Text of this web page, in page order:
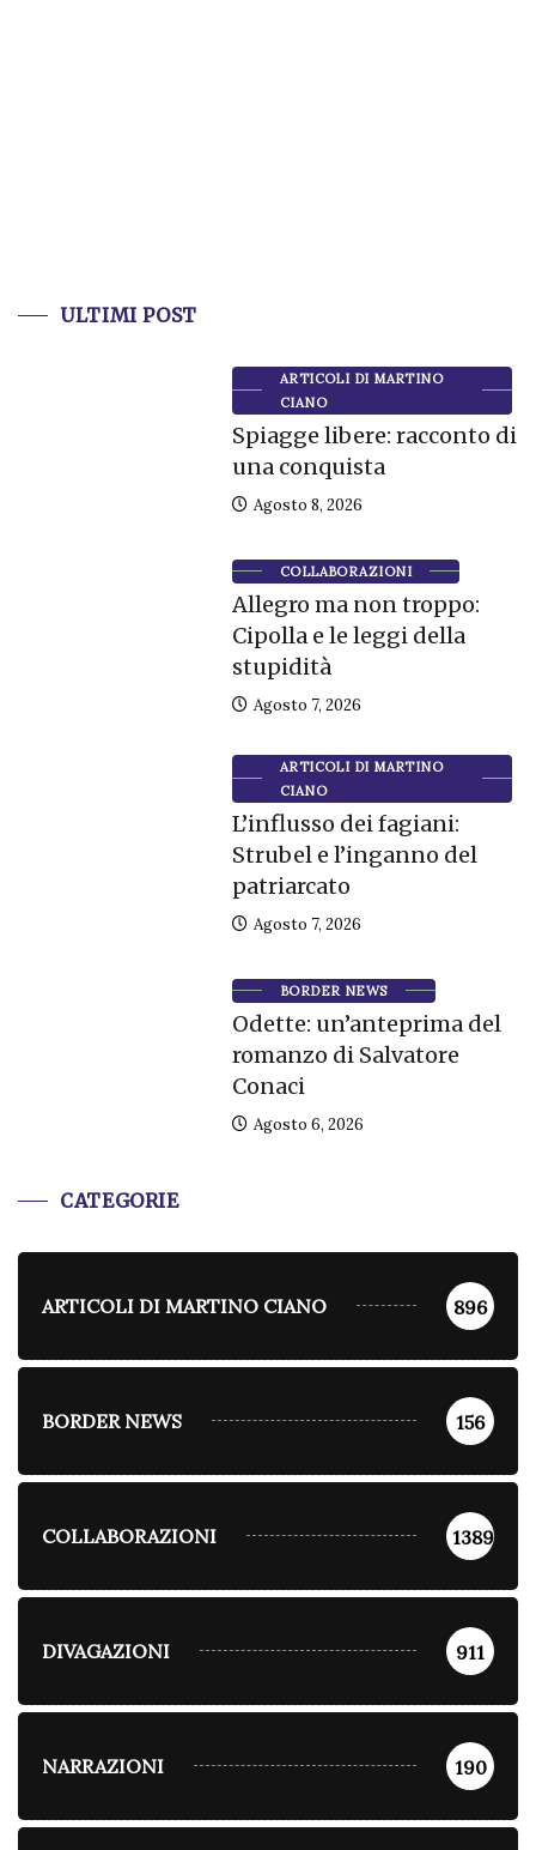
ULTIMI POST
ARTICOLI DI MARTINO
CIANO
Spiagge libere: racconto di
una conquista
Agosto 8, 2026
COLLABORAZIONI
Allegro ma non troppo:
Cipolla e le leggi della
stupidità
Agosto 7, 2026
ARTICOLI DI MARTINO
CIANO
L’influsso dei fagiani:
Strubel e l’inganno del
patriarcato
Agosto 7, 2026
BORDER NEWS
Odette: un’anteprima del
romanzo di Salvatore
Conaci
Agosto 6, 2026
CATEGORIE
ARTICOLI DI MARTINO CIANO 896
BORDER NEWS 156
COLLABORAZIONI 1389
DIVAGAZIONI 911
NARRAZIONI 190